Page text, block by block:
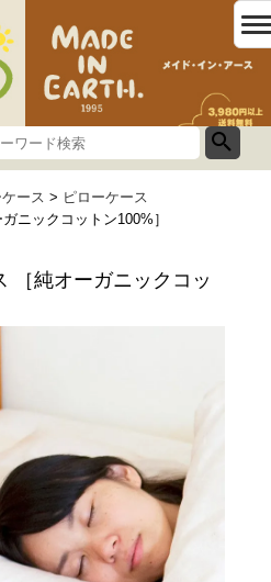
ース
ピローケース
ニックコットン100%］
［純オーガニックコッ